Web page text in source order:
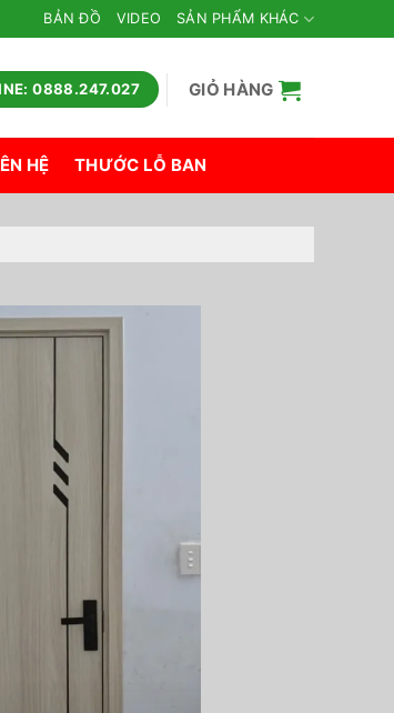
BẢN ĐỒ VIDEO SẢN PHẨM KHÁC
0888.247.027 GIỎ HÀNG
HỆ THƯỚC LỖ BAN